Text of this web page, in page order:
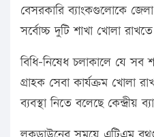
বেসরকারি ব্যাংকগুলোকে
সর্বোচ্চ দুটি শাখা খোলা
বিধি-নিষেধ চলাকালে যে সব
গ্রাহক সেবা কার্যক্রম খোলা
ব্যবস্থা নিতে বলেছে কেন্দ্রীয়